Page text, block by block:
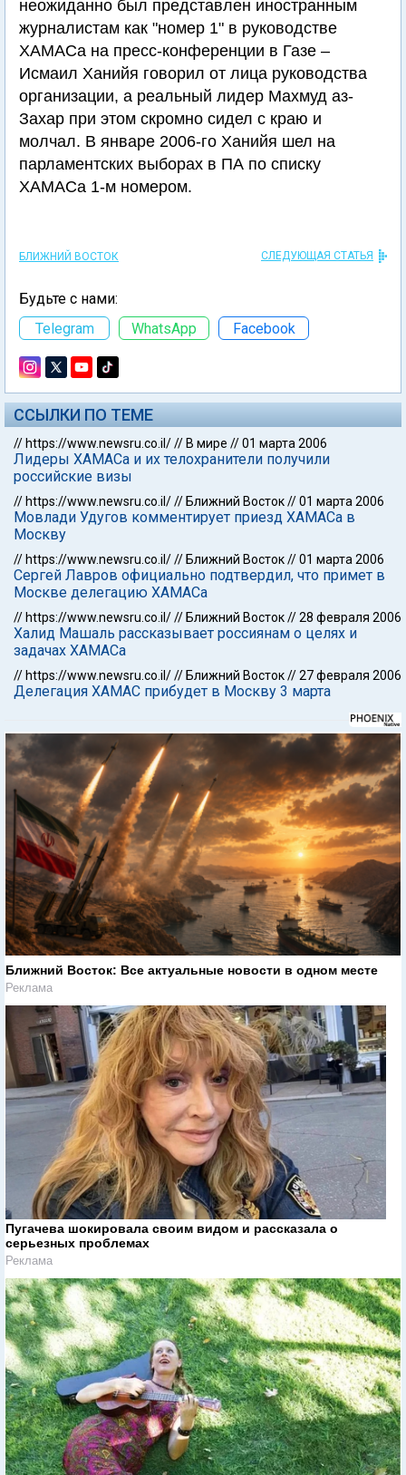
неожиданно был представлен иностранным
журналистам как "номер 1" в руководстве
ХАМАСа на пресс-конференции в Газе –
Исмаил Ханийя говорил от лица руководства
организации, а реальный лидер Махмуд аз-
Захар при этом скромно сидел с краю и
молчал. В январе 2006-го Ханийя шел на
парламентских выборах в ПА по списку
ХАМАСа 1-м номером.
БЛИЖНИЙ ВОСТОК СЛЕДУЮЩАЯ СТАТЬЯ
Будьте с нами:
Telegram
WhatsApp Facebook
ССЫЛКИ ПО ТЕМЕ
// https://www.newsru.co.il/// В мире //01 марта 2006
Лидеры ХАМАСа и их телохранители получили
российские визы
// https://www.newsru.co.il/// Ближний Восток//01 марта 2006
Мовлади Удугов комментирует приезд ХАМАСа в
Москву
// https://www.newsru.co.il/// Ближний Восток//01 марта 2006
Сергей Лавров официально подтвердил, что примет в
Москве делегацию ХАМАСа
// https://www.newsru.co.il/// Ближний Восток//28 февраля 2006
Халид Машаль рассказывает россиянам о целях и
задачах ХАМАСа
// https://www.newsru.co.il/// Ближний Восток//27 февраля 2006
Делегация ХАМАС прибудет в Москву 3 марта
Ближний Восток: Все актуальные новости в одном месте
Реклама
Пугачева шокировала своим видом и рассказала о
серьезных проблемах
Реклама